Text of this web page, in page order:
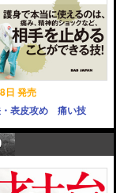
日 発売
・表皮攻め 痛い技